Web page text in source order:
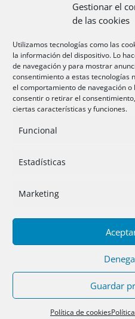
Gestionar el
de las cookies
Utilizamos tecnologías como las
la información del dispositivo. Lo
de navegación y para mostrar
consentimiento a estas tecnologías
el comportamiento de navegación o
consentir o retirar el
ciertas características y funciones.
Funcional
Estadísticas
Marketing
Guardar
Política de cookies
Aire acondicionado
Aire acondicionador
Aire acondicionado San
Privacidad
Servicios
Placas solares
DiseñoPC64|